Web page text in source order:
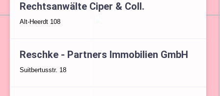
Rechtsanwälte Ciper & Coll.
Alt-Heerdt 108
Reschke - Partners Immobilien GmbH
Suitbertusstr. 18